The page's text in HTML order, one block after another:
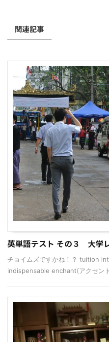
関連記事
英単語テスト その３ 大学
チョイムズですかね！？ tuition
indispensable enchant(アクセン